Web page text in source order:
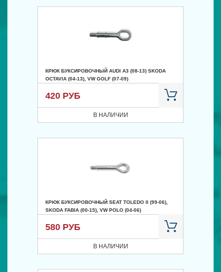
КРЮК БУКСИРОВОЧНЫЙ AUDI A3 (08-13) SKODA
OCTAVIA (04-13), VW GOLF (07-09)
420 РУБ
В НАЛИЧИИ
КРЮК БУКСИРОВОЧНЫЙ SEAT TOLEDO II (99-06),
SKODA FABIA (00-15), VW POLO (04-06)
580 РУБ
В НАЛИЧИИ